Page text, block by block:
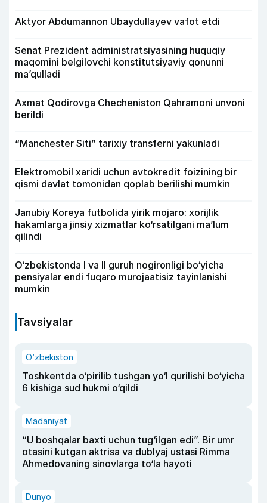
Aktyor Abdu­mannon Ubaydullayev vafot etdi
Senat Prezident administratsiyasining huquqiy
maqomini belgilovchi konstitutsiyaviy qonunni
ma’qulladi
Axmat Qodirovga Checheniston Qahramoni unvoni
berildi
“Manchester Siti” tarixiy transferni yakunladi
Elektromobil xaridi uchun avtokredit foizining bir
qismi davlat tomonidan qoplab berilishi mumkin
Janubiy Koreya futbolida yirik mojaro: xorijlik
hakamlarga jinsiy xizmatlar ko‘rsatilgani ma’lum
qilindi
O‘zbekistonda I va II guruh nogironligi bo‘yicha
pensiyalar endi fuqaro murojaatisiz tayinlanishi
mumkin
Tavsiyalar
O‘zbekiston
Toshkentda o‘pirilib tushgan yo‘l qurilishi bo‘yicha
6 kishiga sud hukmi o‘qildi
Madaniyat
“U boshqalar baxti uchun tug‘ilgan edi”. Bir umr
otasini kutgan aktrisa va dublyaj ustasi Rimma
Ahmedovaning sinovlarga to‘la hayoti
Dunyo